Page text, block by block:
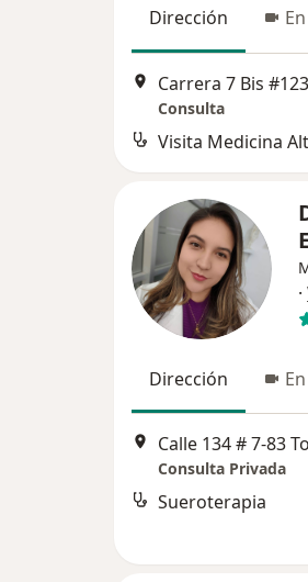
Dirección
Carrera 7 Bis
Consulta
Visita Medicina
·
Dirección
Consulta Privada
Sueroterapia